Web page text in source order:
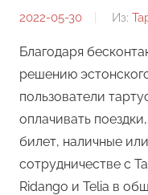
2022-05-30
От:
Из:
Благодаря
решению
пользователи
оплачивать
билет, наличные
сотрудничестве с
Ridango и Telia в